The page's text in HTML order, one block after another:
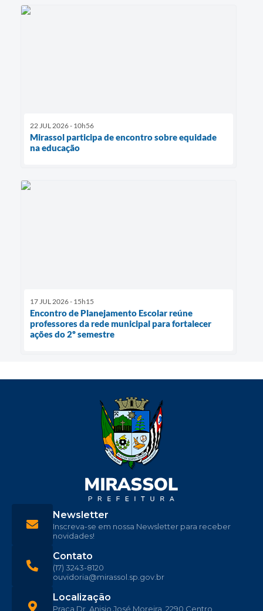
22 JUL 2026 - 10h56
Mirassol participa de encontro sobre equidade
na educação
17 JUL 2026 - 15h15
Encontro de Planejamento Escolar reúne
professores da rede municipal para fortalecer
ações do 2º semestre
Localização
Praça Dr. Anisio José Moreira, 2290 Centro
Contato
(17) 3243-8120
ouvidoria@mirassol.sp.gov.br
Newsletter
Inscreva-se em nossa Newsletter para receber
novidades!